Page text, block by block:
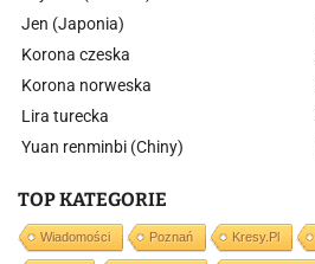
Jen (Japonia)
Korona czeska
Korona norweska
Lira turecka
Yuan renminbi (Chiny)
TOP KATEGORIE
Wiadomości Poznań Kresy.pl